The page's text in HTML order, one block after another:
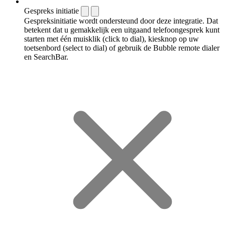
Gespreks initiatie
Gespreksinitiatie wordt ondersteund door deze integratie. Dat
betekent dat u gemakkelijk een uitgaand telefoongesprek kunt
starten met één muisklik (click to dial), kiesknop op uw
toetsenbord (select to dial) of gebruik de Bubble remote dialer
en SearchBar.